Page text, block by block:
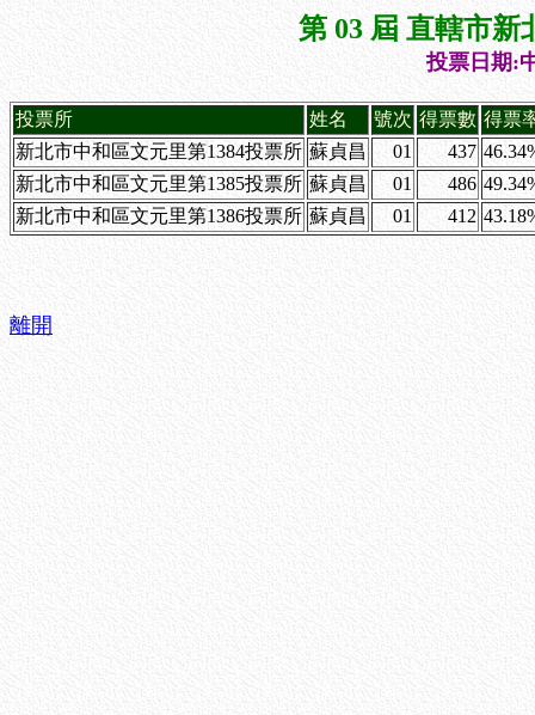
第 03 屆 直轄市新
投票日期:
投票所 姓名 號次 得票數 得票
新北市中和區文元里第1384投票所 蘇貞昌 01 437
新北市中和區文元里第1385投票所 蘇貞昌 01 486
新北市中和區文元里第1386投票所 蘇貞昌 01 412
離開